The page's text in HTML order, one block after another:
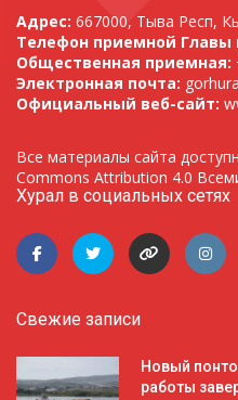
Адрес: 667000, Тыва Респ,
Телефон приемной Главы
Общественная приемная:
Электронная почта:
Официальный веб-сайт:
Все материалы сайта
Commons Attribution 4.0
Хурал в социальных сетях
Свежие записи
Новый
работы